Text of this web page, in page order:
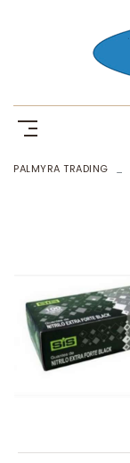
PALMYRA TRADING